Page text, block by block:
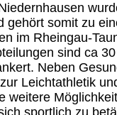
gehört somit zu
im Rheingau-
sind ca 30
Neben
Leichtathletik
weitere